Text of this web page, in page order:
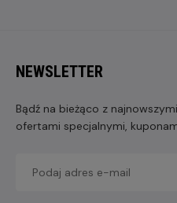
NEWSLETTER
Bądź na bieżąco z
ofertami specjalnymi,